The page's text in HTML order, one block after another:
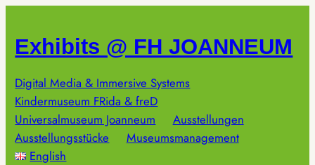
springen
Exhibits @ FH JOANNEUM
Digital Media & Immersive Systems
Kindermuseum FRida & freD
Universalmuseum Joanneum
Ausstellungen
Ausstellungsstücke
Museumsmanagement
English